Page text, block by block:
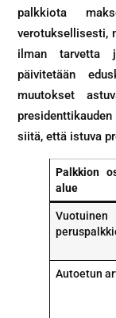
palkkiota
verotuksellisesti,
ilman tarvetta
päivitetään
muutokset
siitä, että istuva
Palkkion
alue
Vuotuinen
Autoetun